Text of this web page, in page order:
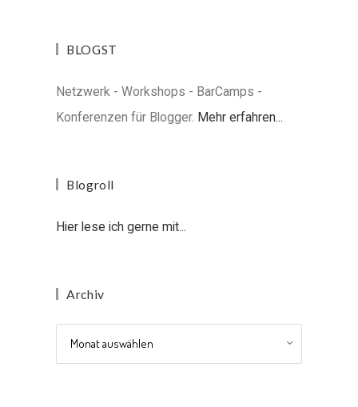
BLOGST
Netzwerk - Workshops - BarCamps -
Konferenzen für Blogger. Mehr erfahren...
Blogroll
Hier lese ich gerne mit...
Archiv